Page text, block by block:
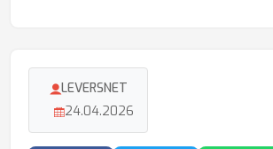
LEVERSNET
24.04.2026